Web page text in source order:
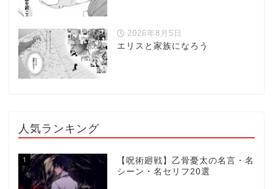
2026年8月5日
エリスと家族になろう
人気ランキング
1
【呪術廻戦】乙骨憂太の名言・名
シーン・名セリフ20選